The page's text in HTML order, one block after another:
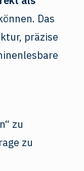
Das
präzise
zu
zu